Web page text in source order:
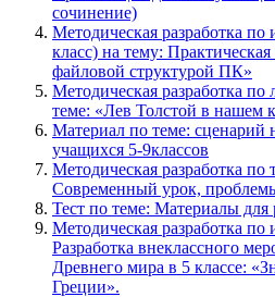
сочинение)
Методическая разработка по
класс) на тему:
файловой структурой ПК»
Методическая разработка по
теме: «Лев Толстой в нашем
Материал по теме: сценарий
учащихся 5-9классов
Методическая разработка по
Современный урок,
Тест по теме: Материалы для
Методическая разработка по
Разработка внеклассного
Древнего мира в 5 классе:
Греции».